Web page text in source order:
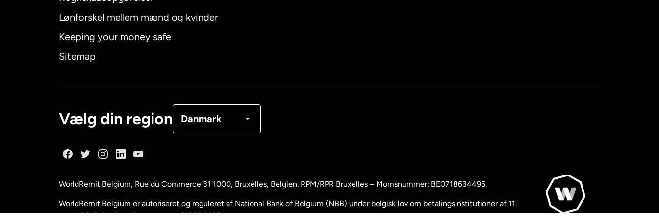
Lønforskel mellem mænd og kvinder
Keeping your money safe
Sitemap
Vælg din region Danmark
Australien
Malaysia
WorldRemit Belgium, Rue du Commerce 31 1000, Bruxelles, Belgien. RPM/RPR Bruxelles – Momsnummer: BE0718634495.
WorldRemit Belgium er autoriseret og reguleret af National Bank of Belgium (NBB) under belgisk lov om betalingsinstitutioner af 11.
marts 2018. Registreringsnummer: 718634495.